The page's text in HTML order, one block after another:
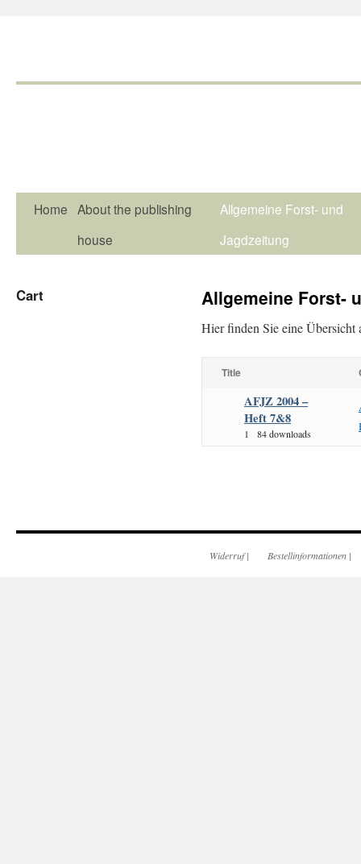
Home About the publishing
house
Allgemeine Forst- und
Jagdzeitung
Allgemeine Forst-
Hier finden Sie eine
Title
AFJZ 2004 –
Heft 7&8
1 84 downloads
Cart
Widerruf| Bestellinformationen |